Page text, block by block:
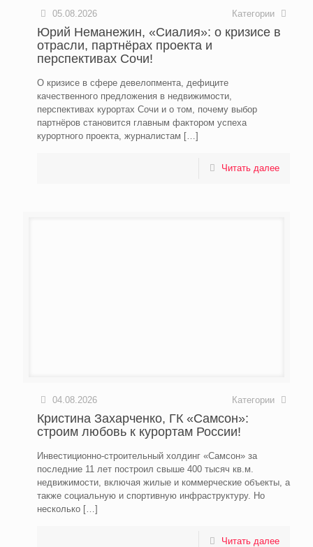
05.08.2026 Категории
Юрий Неманежин, «Сиалия»: о кризисе в
отрасли, партнёрах проекта и
перспективах Сочи!
О кризисе в сфере девелопмента, дефиците
качественного предложения в недвижимости,
перспективах курортах Сочи и о том, почему выбор
партнёров становится главным фактором успеха
курортного проекта, журналистам […]
Читать далее
04.08.2026 Категории
Кристина Захарченко, ГК «Самсон»:
строим любовь к курортам России!
Инвестиционно-строительный холдинг «Самсон» за
последние 11 лет построил свыше 400 тысяч кв.м.
недвижимости, включая жилые и коммерческие объекты, а
также социальную и спортивную инфраструктуру. Но
несколько […]
Читать далее